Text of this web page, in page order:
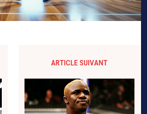
ARTICLE SUIVANT